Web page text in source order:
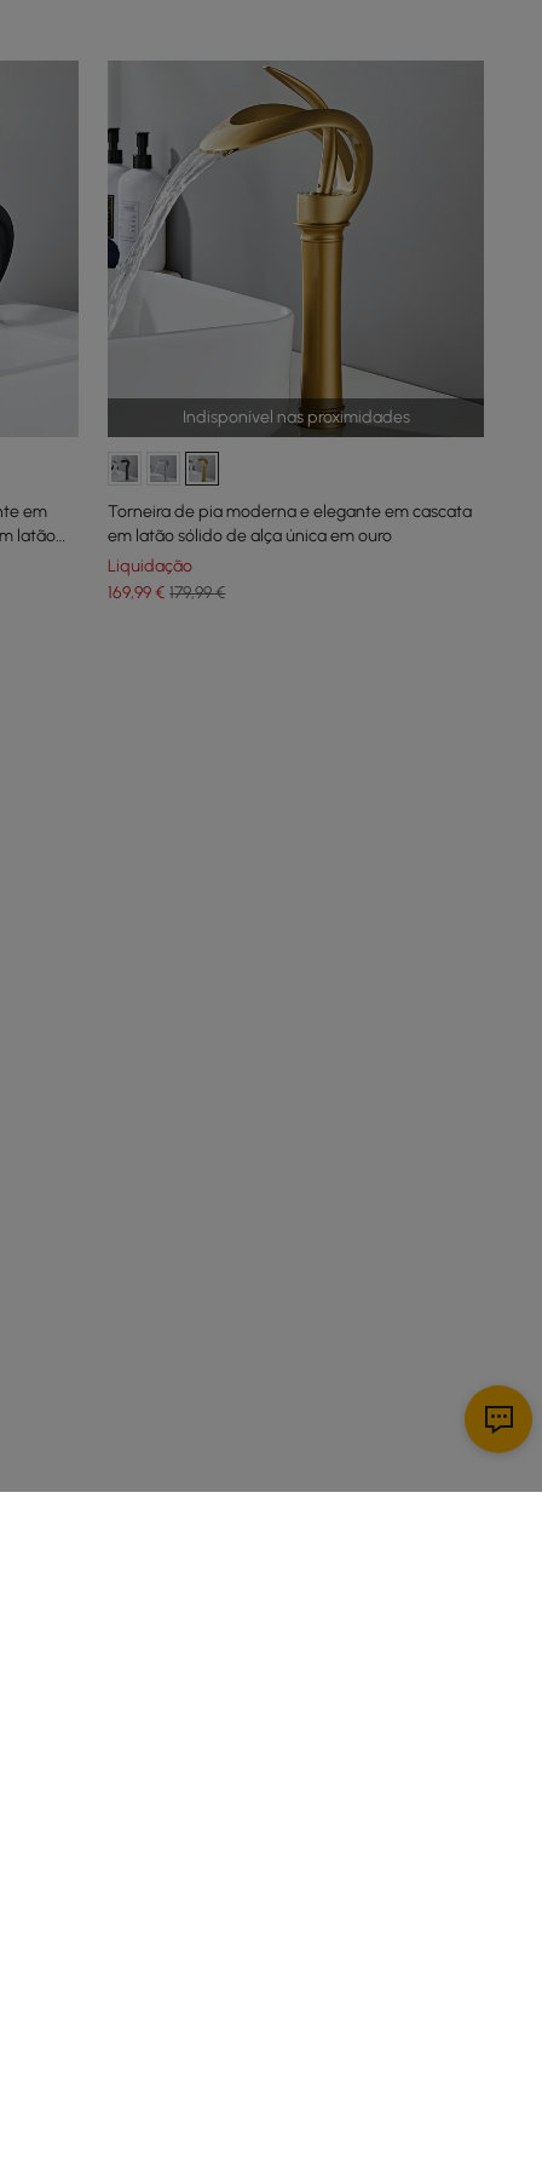
em
latão
Indisponível nas proximidades
Torneira de pia moderna e elegante em cascata
em latão sólido de alça única em ouro
Liquidação
169,99€ 179,99 €